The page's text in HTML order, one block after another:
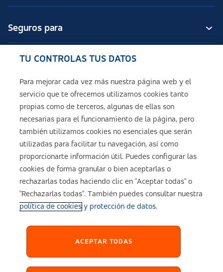
Seguros para
Seguros de ASISA
Sobre ASISA
Política de cookies
Configuración de cookies
Política de Privacidad
Accesibilidad
TU CONTROLAS TUS DATOS
Para mejorar cada vez más nuestra página web y el
servicio que te ofrecemos utilizamos cookies tanto
propias como de terceros, algunas de ellas son
necesarias para el funcionamiento de la página, pero
también utilizamos cookies no esenciales que serán
utilizadas para facilitar tu navegación, así como
proporcionarte información útil. Puedes configurar las
cookies de forma granular o bien aceptarlas o
rechazarlas todas haciendo clic en "Aceptar todas" o
"Rechazarlas todas". También puedes consultar nuestra
política de cookiesy protección de datos.
ACEPTAR TODAS